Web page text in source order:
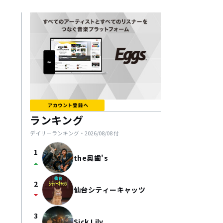
ランキング
デイリーランキング・ 2026/08/08付
1
arrow_drop_up the奥歯's
2
arrow_drop_down 仙台シティーキャッツ
3